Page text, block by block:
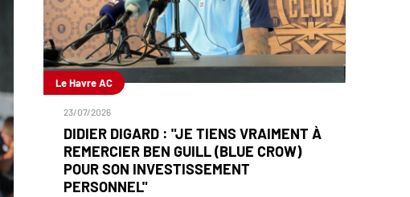
Le Havre AC
23/07/2026
DIDIER DIGARD : "JE TIENS VRAIMENT À
REMERCIER BEN GUILL (BLUE CROW)
POUR SON INVESTISSEMENT
PERSONNEL"